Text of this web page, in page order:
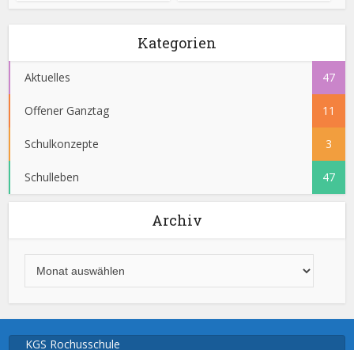
Kategorien
Aktuelles 47
Offener Ganztag 11
Schulkonzepte 3
Schulleben 47
Archiv
KGS Rochusschule